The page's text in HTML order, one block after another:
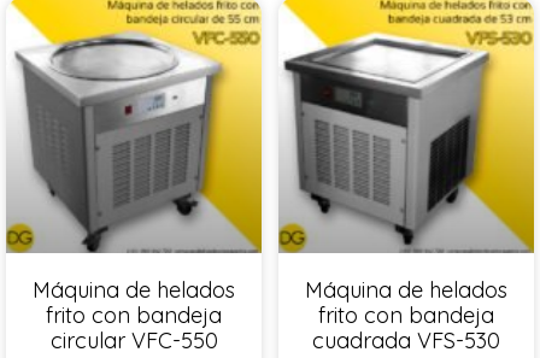
Máquina de helados
frito con bandeja
circular VFC-550
Máquina de helados
frito con bandeja
cuadrada VFS-530